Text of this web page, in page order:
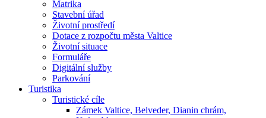
Matrika
Stavební úřad
Životní prostředí
Dotace z rozpočtu města Valtice
Životní situace
Formuláře
Digitální služby
Parkování
Turistika
Turistické cíle
Zámek Valtice, Belveder, Dianin chrám,